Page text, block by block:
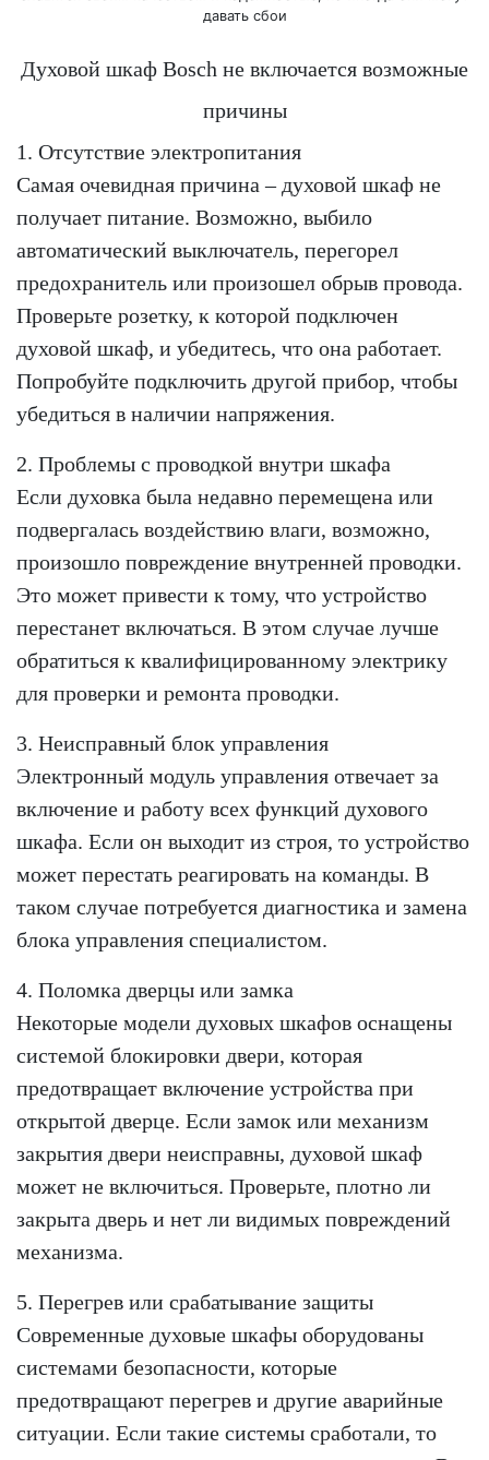
Духовой шкаф Bosch не включается возможные
причины
1. Отсутствие электропитания
Самая очевидная причина – духовой шкаф не
получает питание. Возможно, выбило
автоматический выключатель, перегорел
предохранитель или произошел обрыв провода.
Проверьте розетку, к которой подключен
духовой шкаф, и убедитесь, что она работает.
Попробуйте подключить другой прибор, чтобы
убедиться в наличии напряжения.
2. Проблемы с проводкой внутри шкафа
Если духовка была недавно перемещена или
подвергалась воздействию влаги, возможно,
произошло повреждение внутренней проводки.
Это может привести к тому, что устройство
перестанет включаться. В этом случае лучше
обратиться к квалифицированному электрику
для проверки и ремонта проводки.
3. Неисправный блок управления
Электронный модуль управления отвечает за
включение и работу всех функций духового
шкафа. Если он выходит из строя, то устройство
может перестать реагировать на команды. В
таком случае потребуется диагностика и замена
блока управления специалистом.
4. Поломка дверцы или замка
Некоторые модели духовых шкафов оснащены
системой блокировки двери, которая
предотвращает включение устройства при
открытой дверце. Если замок или механизм
закрытия двери неисправны, духовой шкаф
может не включиться. Проверьте, плотно ли
закрыта дверь и нет ли видимых повреждений
механизма.
5. Перегрев или срабатывание защиты
Современные духовые шкафы оборудованы
системами безопасности, которые
предотвращают перегрев и другие аварийные
ситуации. Если такие системы сработали, то